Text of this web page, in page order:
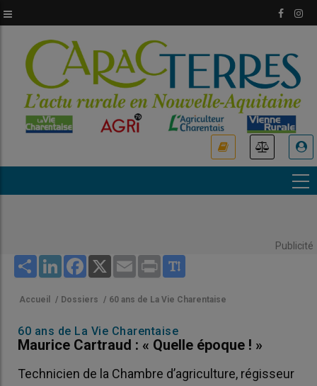
au
principal
Publicité
Share LinkedInFacebook
X Email Print
Accueil / Dossiers / 60 ans de La Vie Charentaise
60 ans de La Vie Charentaise
Maurice Cartraud : « Quelle époque ! »
Technicien de la Chambre d’agriculture, régisseur